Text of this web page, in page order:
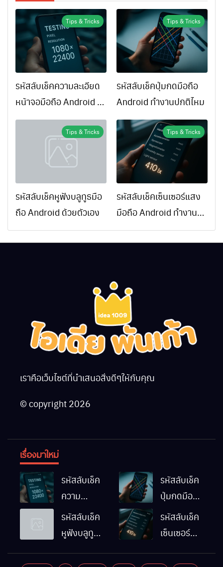
Tips & Tricks
รหัสลับเช็คความละเอียด
หน้าจอมือถือ Android ทำ
ยังไง
Tips & Tricks
รหัสลับเช็คปุ่มกดมือถือ
Android ทำงานปกติไหม
Tips & Tricks
รหัสลับเช็คหูฟังบลูทูธมือ
ถือ Android ด้วยตัวเอง
Tips & Tricks
รหัสลับเช็คเซ็นเซอร์แสง
มือถือ Android ทำงาน
ปกติไหม
เราคือเว็บไซต์ที่นำเสนอสิ่งดีๆให้กับคุณ
© copyright 2026
เรื่องมาใหม่
รหัสลับเช็ค
ความ
ละเอียดหน้า
จอมือถือ
รหัสลับเช็ค
ปุ่มกดมือถือ
Android
ทำงานปกติ
รหัสลับเช็ค
หูฟังบลูทูธ
Android
รหัสลับเช็ค
เซ็นเซอร์
Android